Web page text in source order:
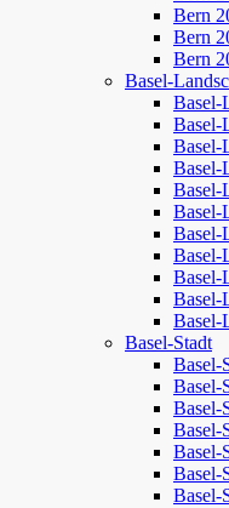
Bern
Bern
Bern
Basel-
Basel-
Basel-
Basel-
Basel-
Basel-
Basel-
Basel-
Basel-
Basel-
Basel-
Basel-
Basel-Stadt
Basel-
Basel-
Basel-
Basel-
Basel-
Basel-
Basel-